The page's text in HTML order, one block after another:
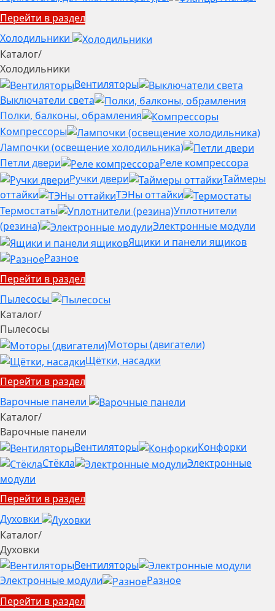
Перейти в раздел
Холодильники
Каталог/
Холодильники
Вентиляторы
Выключатели света
Полки, балконы, обрамления
Компрессоры
Лампочки (освещение холодильника)
Петли двери
Реле компрессора
Ручки двери
Таймеры
оттайки
ТЭНы оттайки
Термостаты
Уплотнители
(резина)
Электронные модули
Ящики и панели ящиков
Разное
Перейти в раздел
Пылесосы
Каталог/
Пылесосы
Моторы (двигатели)
Щётки, насадки
Перейти в раздел
Варочные панели
Каталог/
Варочные панели
Вентиляторы
Конфорки
Стёкла
Электронные
модули
Перейти в раздел
Духовки
Каталог/
Духовки
Вентиляторы
Электронные модули
Разное
Перейти в раздел